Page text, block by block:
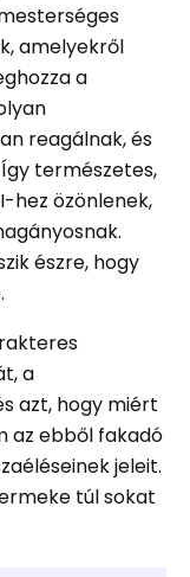
amelyekről
a
reagálnak, és
természetes,
hez özönlenek,
észre, hogy
a
azt, hogy miért
az ebből fakadó
jeleit.
túl sokat